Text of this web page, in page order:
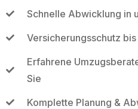
Schnelle Abwicklung in
Versicherungsschutz
Erfahrene
Sie
Komplette Planung &